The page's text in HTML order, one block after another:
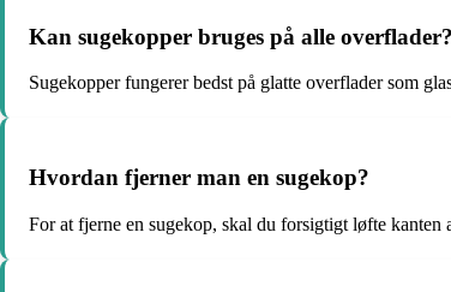
Kan sugekopper bruges på alle overflader?
Sugekopper fungerer bedst på glatte overflader som
Hvordan fjerner man en sugekop?
For at fjerne en sugekop, skal du forsigtigt løfte